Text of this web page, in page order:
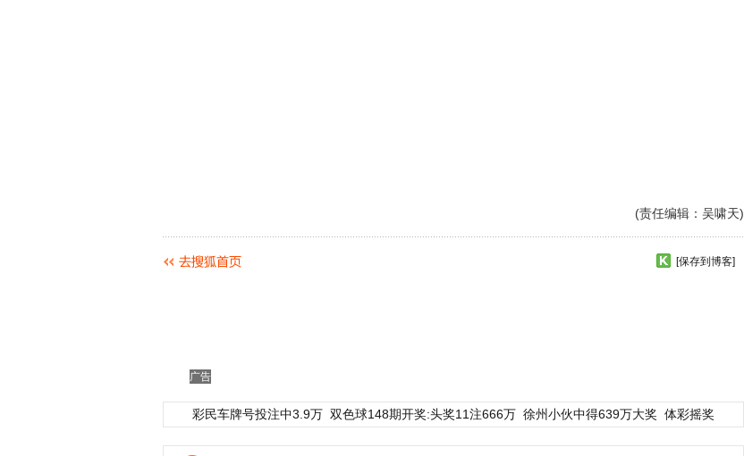
(责任编辑：吴啸天)
[保存到博客]
广告
彩民车牌号投注中3.9万 双色球148期开奖:头奖11注666万 徐州小伙中得639万大奖 体彩摇奖